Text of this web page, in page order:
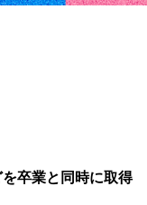
を卒業と同時に取得